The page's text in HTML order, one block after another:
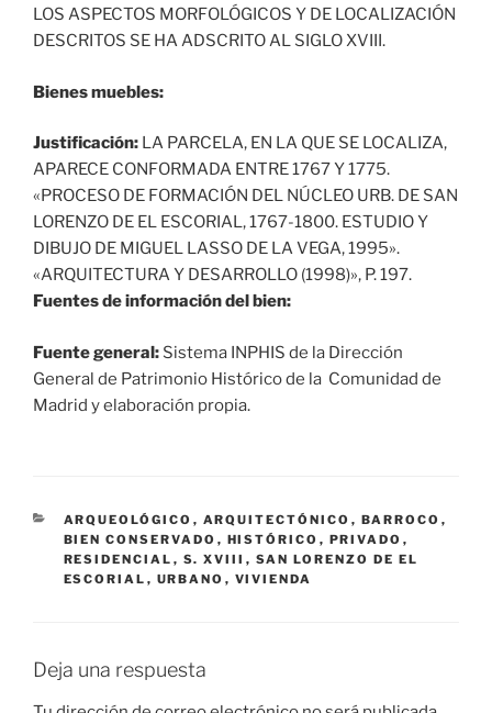
LOS ASPECTOS MORFOLÓGICOS Y DE LOCALIZACIÓN
DESCRITOS SE HA ADSCRITO AL SIGLO XVIII.
Bienes muebles:
Justificación: LA PARCELA, EN LA QUE SE LOCALIZA,
APARECE CONFORMADA ENTRE 1767 Y 1775.
«PROCESO DE FORMACIÓN DEL NÚCLEO URB. DE SAN
LORENZO DE EL ESCORIAL, 1767-1800. ESTUDIO Y
DIBUJO DE MIGUEL LASSO DE LA VEGA, 1995».
«ARQUITECTURA Y DESARROLLO (1998)», P. 197.
Fuentes de información del bien:
Fuente general: Sistema INPHIS de la Dirección
General de Patrimonio Histórico de la Comunidad de
Madrid y elaboración propia.
CATEGORÍAS
ARQUEOLÓGICO , ARQUITECTÓNICO , BARROCO ,
BIEN CONSERVADO , HISTÓRICO , PRIVADO ,
RESIDENCIAL , S. XVIII , SAN LORENZO DE EL
ESCORIAL , URBANO , VIVIENDA
Deja una respuesta